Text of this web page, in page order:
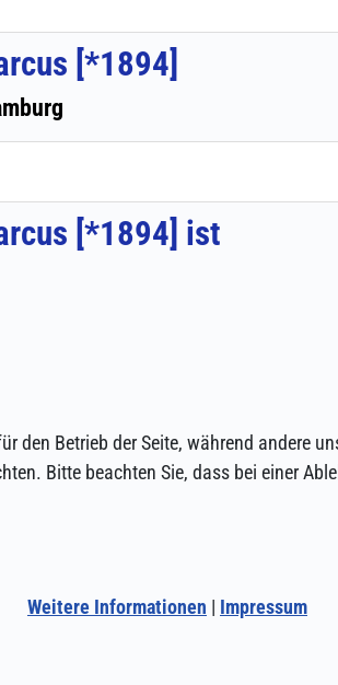
den Betrieb der Seite, während andere
Bitte beachten Sie, dass bei einer
Weitere Informationen | Impressum